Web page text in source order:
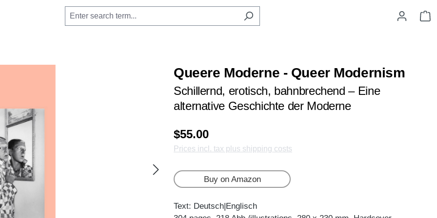
Queere Moderne - Queer Modernism
Schillernd, erotisch, bahnbrechend – Eine
alternative Geschichte der Moderne
$55.00
Prices incl. tax plus shipping costs
Buy on Amazon
Text: Deutsch|Englisch